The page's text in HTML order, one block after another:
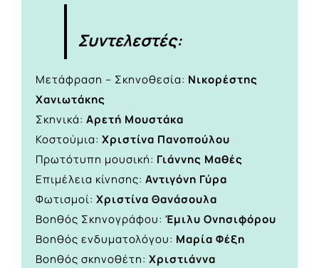
Συντελεστές:
Μετάφραση – Σκηνοθεσία: Νικορέστης
Χανιωτάκης
Σκηνικά: Αρετή Μουστάκα
Κοστούμια: Χριστίνα Πανοπούλου
Πρωτότυπη μουσική: Γιάννης Μαθές
Επιμέλεια κίνησης: Αντιγόνη Γύρα
Φωτισμοί: Χριστίνα Θανάσουλα
Βοηθός Σκηνογράφου: Έμιλυ Ονησιφόρου
Βοηθός ενδυματολόγου: Μαρία Φέξη
Βοηθός σκηνοθέτη: Χριστιάννα